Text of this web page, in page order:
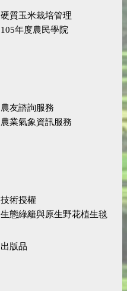
硬質玉米栽培管理
105年度農民學院
農友諮詢服務
農業氣象資訊服務
技術授權
生態綠籬與原生野花植生毯
出版品